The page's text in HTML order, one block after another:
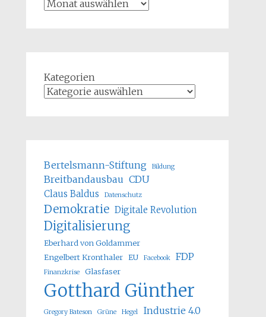
Kategorien
Bertelsmann-Stiftung Bildung
Breitbandausbau CDU
Claus Baldus Datenschutz
Demokratie Digitale Revolution
Digitalisierung
Eberhard von Goldammer
Engelbert Kronthaler EU Facebook FDP
Finanzkrise Glasfaser
Gotthard Günther
Gregory Bateson Grüne Hegel Industrie 4.0